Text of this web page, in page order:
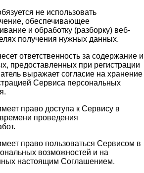
не использовать
обеспечивающее
и обработку (разборку) веб-
получения нужных данных.
ответственность за содержание и
предоставленных при регистрации
выражает согласие на хранение
Сервиса персональных
право доступа к Сервису в
проведения
право пользоваться Сервисом в
возможностей и на
настоящим Соглашением.